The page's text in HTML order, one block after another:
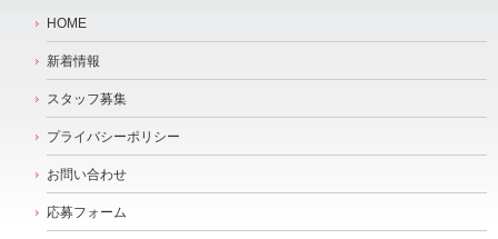
HOME
新着情報
スタッフ募集
プライバシーポリシー
お問い合わせ
応募フォーム